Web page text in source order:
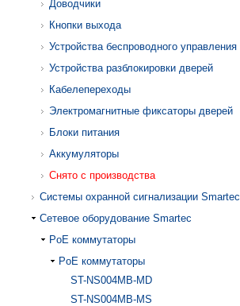
Доводчики
Кнопки выхода
Устройства беспроводного управления
Устройства разблокировки дверей
Кабелепереходы
Электромагнитные фиксаторы дверей
Блоки питания
Аккумуляторы
Снято с производства
Системы охранной сигнализации Smartec
Сетевое оборудование Smartec
PoE коммутаторы
PoE коммутаторы
ST-NS004MB-MD
ST-NS004MB-MS